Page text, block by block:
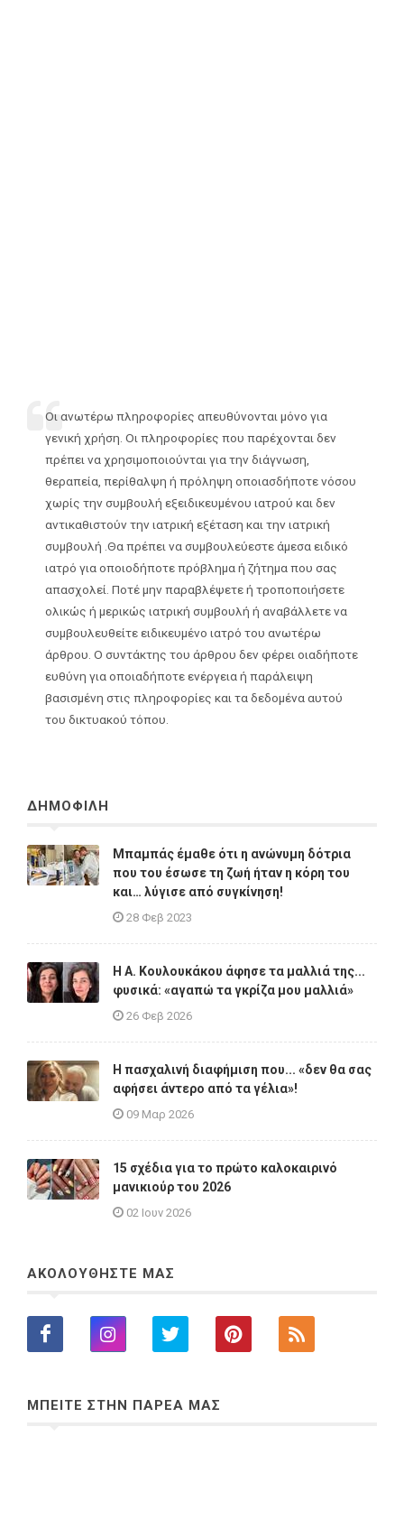
Οι ανωτέρω πληροφορίες απευθύνονται μόνο για
γενική χρήση. Οι πληροφορίες που παρέχονται δεν
πρέπει να χρησιμοποιούνται για την διάγνωση,
θεραπεία, περίθαλψη ή πρόληψη οποιασδήποτε νόσου
χωρίς την συμβουλή εξειδικευμένου ιατρού και δεν
αντικαθιστούν την ιατρική εξέταση και την ιατρική
συμβουλή .Θα πρέπει να συμβουλεύεστε άμεσα ειδικό
ιατρό για οποιοδήποτε πρόβλημα ή ζήτημα που σας
απασχολεί. Ποτέ μην παραβλέψετε ή τροποποιήσετε
ολικώς ή μερικώς ιατρική συμβουλή ή αναβάλλετε να
συμβουλευθείτε ειδικευμένο ιατρό του ανωτέρω
άρθρου. Ο συντάκτης του άρθρου δεν φέρει οιαδήποτε
ευθύνη για οποιαδήποτε ενέργεια ή παράλειψη
βασισμένη στις πληροφορίες και τα δεδομένα αυτού
του δικτυακού τόπου.
ΔΗΜΟΦΙΛΗ
Μπαμπάς έμαθε ότι η ανώνυμη δότρια
που του έσωσε τη ζωή ήταν η κόρη του
και… λύγισε από συγκίνηση!
28 Φεβ 2023
Η A. Κουλουκάκου άφησε τα μαλλιά της...
φυσικά: «αγαπώ τα γκρίζα μου μαλλιά»
26 Φεβ 2026
Η πασχαλινή διαφήμιση που... «δεν θα σας
αφήσει άντερο από τα γέλια»!
09 Μαρ 2026
15 σχέδια για το πρώτο καλοκαιρινό
μανικιούρ του 2026
02 Ιουν 2026
ΑΚΟΛΟΥΘΗΣΤΕ ΜΑΣ
ΜΠΕΙΤΕ ΣΤΗΝ ΠΑΡΕΑ ΜΑΣ